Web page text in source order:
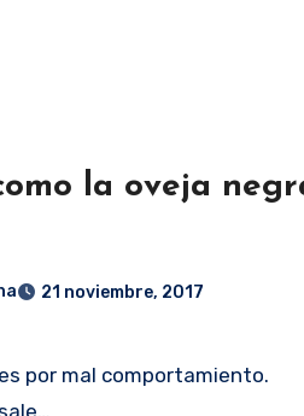
la oveja
21 noviembre, 2017